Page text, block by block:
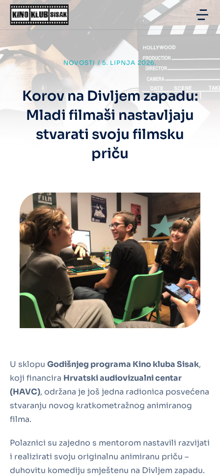
NOVOSTI / 5. LIPNJA 2026.
Korov na Divljem zapadu:
Mladi filmaši nastavljaju
stvarati svoju filmsku
priču
U sklopu Godišnjeg programa Kino kluba Sisak,
koji financira Hrvatski audiovizualni centar
(HAVC), održana je još jedna radionica posvećena
stvaranju novog kratkometražnog animiranog
filma.
Polaznici su zajedno s mentorom nastavili razvijati
i realizirati svoju originalnu animiranu priču –
duhovitu komediju smještenu na Divljem zapadu.